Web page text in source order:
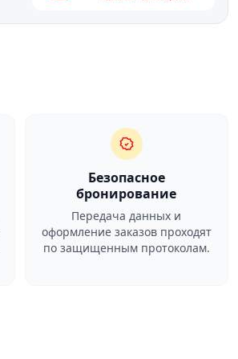
Безопасное
бронирование
Передача данных и
оформление заказов проходят
по защищенным протоколам.